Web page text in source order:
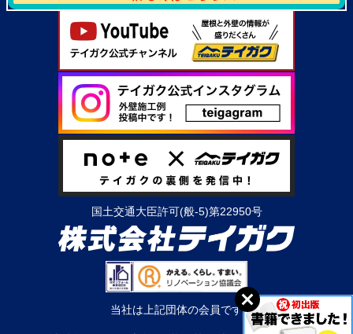
国土交通大臣許可(般-5)第22950号
当社は上記団体の会員です